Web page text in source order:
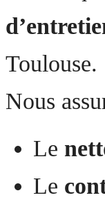
Toulouse.
Nous
Le
Le